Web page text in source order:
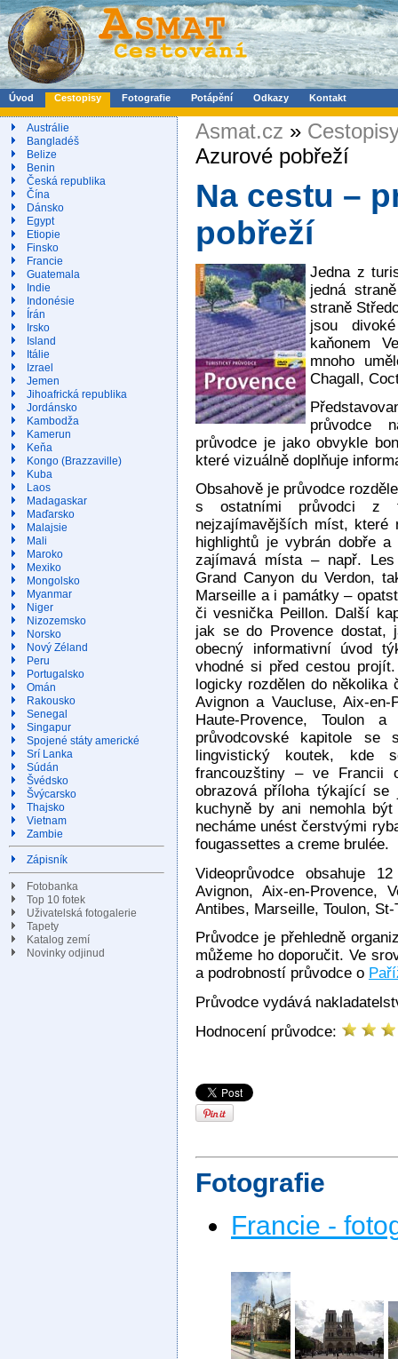
Úvod Cestopisy Fotografie Potápění Odkazy Kontakt
Austrálie
Bangladéš
Belize
Benin
Česká republika
Čína
Dánsko
Egypt
Etiopie
Finsko
Francie
Guatemala
Indie
Indonésie
Írán
Irsko
Island
Itálie
Izrael
Jemen
Jihoafrická republika
Jordánsko
Kambodža
Kamerun
Keňa
Kongo (Brazzaville)
Kuba
Laos
Madagaskar
Maďarsko
Malajsie
Mali
Maroko
Mexiko
Mongolsko
Myanmar
Niger
Nizozemsko
Norsko
Nový Zéland
Peru
Portugalsko
Omán
Rakousko
Senegal
Singapur
Spojené státy americké
Srí Lanka
Súdán
Švédsko
Švýcarsko
Thajsko
Vietnam
Zambie
Zápisník
Fotobanka
Top 10 fotek
Uživatelská fotogalerie
Tapety
Katalog zemí
Novinky odjinud
Asmat.cz »
Azurové pobřeží
Na cestu –
pobřeží
Jedna z
jedná
straně
jsou
kaňonem
mnoho
Chagall,
průvodce
průvodce je jako obvykle
které vizuálně doplňuje
Obsahově je průvodce
s ostatními průvodci z
nejzajímavějších míst, které
highlightů je vybrán dobře
zajímavá místa – např.
Grand Canyon du Verdon,
Marseille a i památky –
či vesnička Peillon. Další
jak se do Provence dostat,
obecný informativní úvod
vhodné si před cestou
logicky rozdělen do
Avignon a Vaucluse, Aix-
Haute-Provence, Toulon
průvodcovské kapitole se
lingvistický koutek, kde
francouzštiny – ve Francii
obrazová příloha týkající se
kuchyně by ani nemohla
necháme unést čerstvými
fougassettes a creme brulée.
Videoprůvodce obsahuje
Avignon, Aix-en-Provence,
Antibes, Marseille, Toulon,
Průvodce je přehledně
můžeme ho doporučit. Ve
a podrobností průvodce o
Průvodce vydává
Hodnocení průvodce:
Fotografie
Francie -